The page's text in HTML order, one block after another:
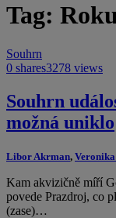
Tag:
Souhrn
0 shares3278 views
Souhrn
možná uniklo
Libor Akrman,
Kam akvizičně míří
povede Prazdroj, co
(zase)…